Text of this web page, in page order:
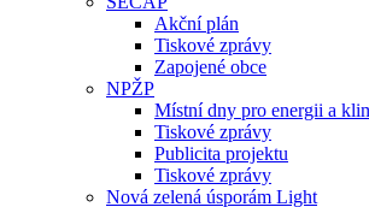
Akční plán
Tiskové zprávy
Zapojené obce
NPŽP
Místní dny pro energii a
Tiskové zprávy
Publicita projektu
Tiskové zprávy
Nová zelená úsporám Light